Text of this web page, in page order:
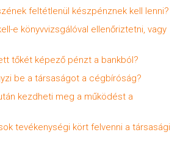
feltétlenül készpénznek kell lenni?
e könyvvizsgálóval ellenőriztetni, vagy
tőkét képező pénzt a bankból?
be a társaságot a cégbíróság?
kezdheti meg a működést a
tevékenységi kört felvenni a társasági